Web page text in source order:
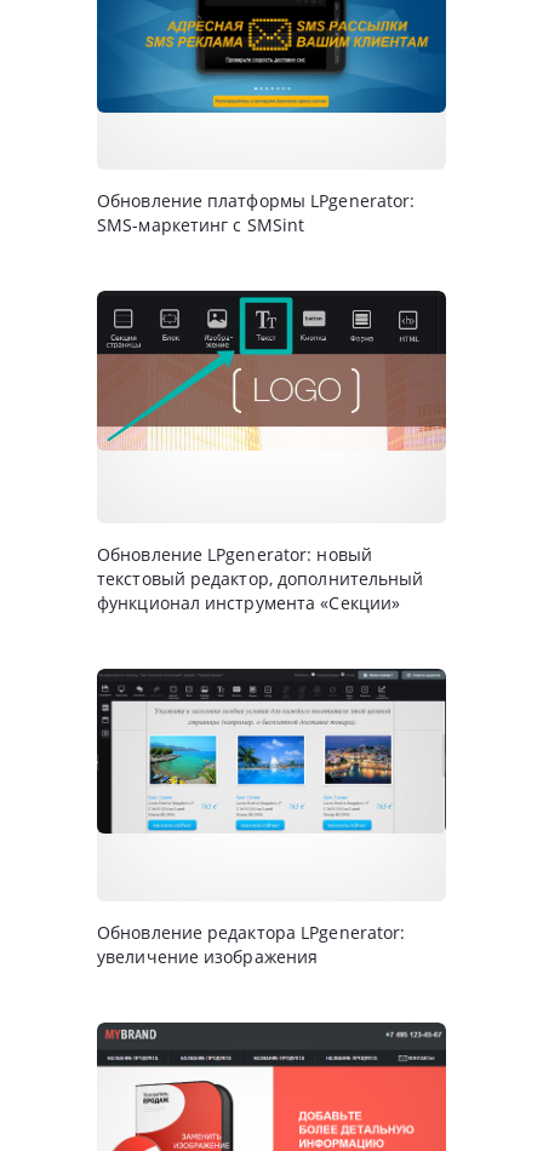
Обновление платформы LPgenerator:
SMS-маркетинг с SMSint
Обновление LPgenerator: новый
текстовый редактор, дополнительный
функционал инструмента «Секции»
Обновление редактора LPgenerator:
увеличение изображения